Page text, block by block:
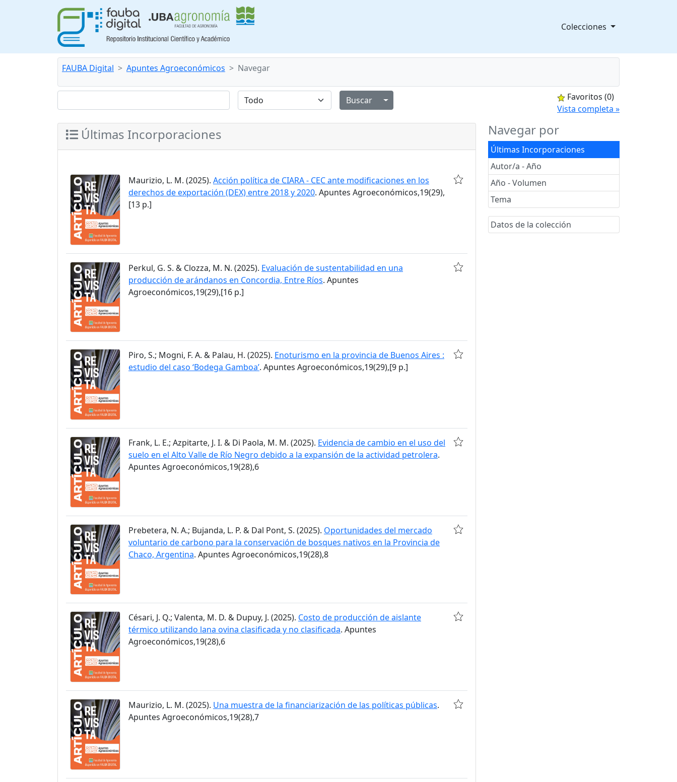
Colecciones
FAUBA Digital Apuntes Agroeconómicos Navegar
Alternar menú desplegable
Favoritos (0)
Vista completa »
Navegar por
Últimas Incorporaciones
Autor/a - Año
Año - Volumen
Tema
Datos de la colección
Últimas Incorporaciones
Maurizio, L. M. (2025). Acción política de CIARA - CEC ante modificaciones en los
derechos de exportación (DEX) entre 2018 y 2020. Apuntes Agroeconómicos,19(29),
[13 p.]
Perkul, G. S. & Clozza, M. N. (2025). Evaluación de sustentabilidad en una
producción de arándanos en Concordia, Entre Ríos. Apuntes
Agroeconómicos,19(29),[16 p.]
Piro, S.; Mogni, F. A. & Palau, H. (2025). Enoturismo en la provincia de Buenos Aires :
estudio del caso ‘Bodega Gamboa’. Apuntes Agroeconómicos,19(29),[9 p.]
Frank, L. E.; Azpitarte, J. I. & Di Paola, M. M. (2025). Evidencia de cambio en el uso del
suelo en el Alto Valle de Río Negro debido a la expansión de la actividad petrolera.
Apuntes Agroeconómicos,19(28),6
Prebetera, N. A.; Bujanda, L. P. & Dal Pont, S. (2025). Oportunidades del mercado
voluntario de carbono para la conservación de bosques nativos en la Provincia de
Chaco, Argentina. Apuntes Agroeconómicos,19(28),8
Césari, J. Q.; Valenta, M. D. & Dupuy, J. (2025). Costo de producción de aislante
térmico utilizando lana ovina clasificada y no clasificada. Apuntes
Agroeconómicos,19(28),6
Maurizio, L. M. (2025). Una muestra de la financiarización de las políticas públicas.
Apuntes Agroeconómicos,19(28),7